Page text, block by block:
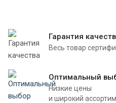
Гарантия
Весь товар
Оптимальный
Низкие цены
и широкий